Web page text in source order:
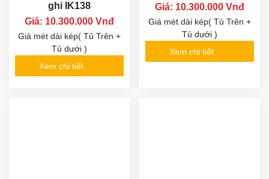
ghi IK138
Giá: 10.300.000 Vnđ
Giá mét dài kép( Tủ Trên +
Tủ dưới )
Xem chi tiết
Giá: 10.300.000 Vnđ
Giá mét dài kép( Tủ Trên +
Tủ dưới )
Xem chi tiết